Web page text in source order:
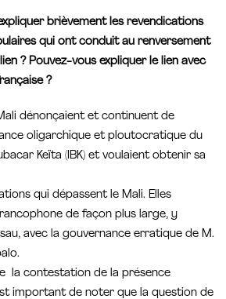
brièvement les revendications
qui ont conduit au renversement
? Pouvez-vous expliquer le lien avec
?
dénonçaient et continuent de
oligarchique et ploutocratique du
Keïta (IBK) et voulaient obtenir sa
qui dépassent le Mali. Elles
de façon plus large, y
avec la gouvernance erratique de M.
la contestation de la présence
important de noter que la question de